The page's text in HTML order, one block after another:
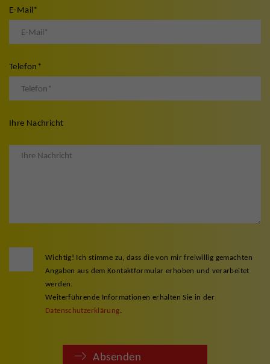
E-Mail*
Telefon *
Ihre Nachricht
Wichtig! Ich stimme zu, dass die von mir freiwillig gemachten
Angaben aus dem Kontaktformular erhoben und verarbeitet
werden.
Weiterführende Informationen erhalten Sie in der
Datenschutzerklärung.
Absenden